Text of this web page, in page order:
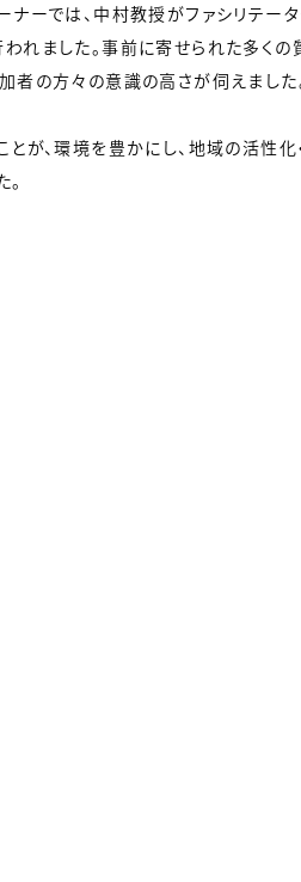
ーでは、中村教授がファシリテー
れました。事前に寄せられた多くの
者の方々の意識の高さが伺えました
が、環境を豊かにし、地域の活性化